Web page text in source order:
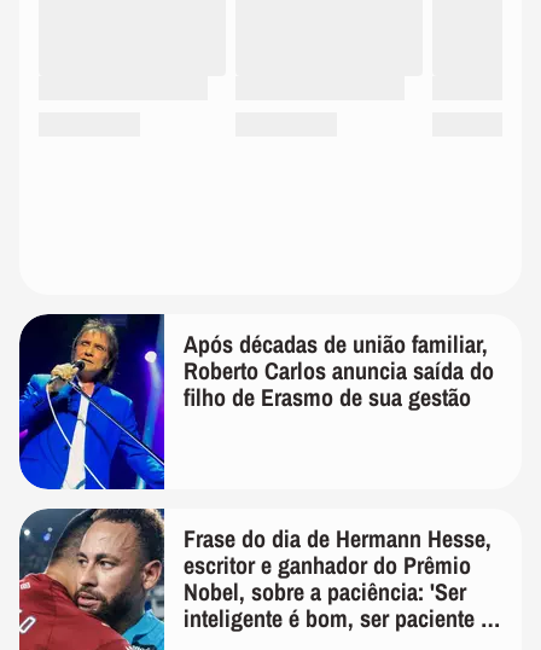
Após décadas de união familiar,
Roberto Carlos anuncia saída do
filho de Erasmo de sua gestão
Frase do dia de Hermann Hesse,
escritor e ganhador do Prêmio
Nobel, sobre a paciência: 'Ser
inteligente é bom, ser paciente é